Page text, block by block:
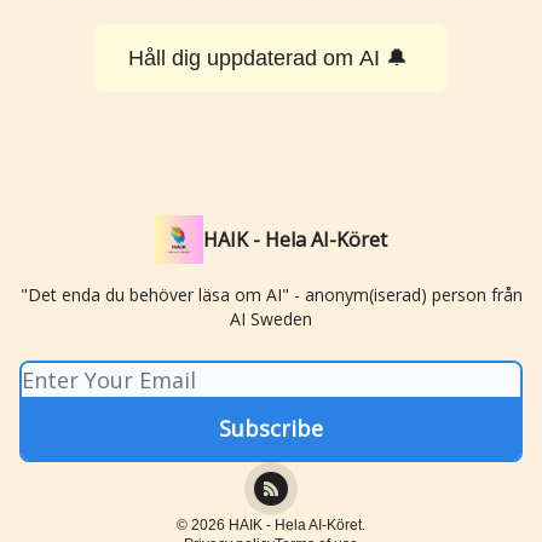
Håll dig uppdaterad om AI 🔔
HAIK - Hela AI-Köret
"Det enda du behöver läsa om AI" - anonym(iserad) person från
AI Sweden
© 2026 HAIK - Hela AI-Köret.